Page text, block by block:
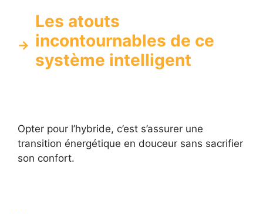
Les atouts
incontournables de ce
système intelligent
Opter pour l’hybride, c’est s’assurer une
transition énergétique en douceur sans sacrifier
son confort.